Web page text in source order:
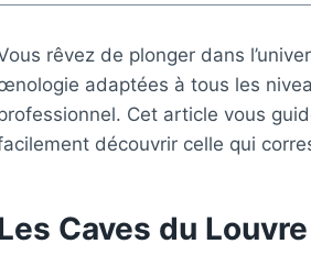
rêvez de plonger dans
adaptées à tous les
Cet article vous
découvrir celle qui
Caves du